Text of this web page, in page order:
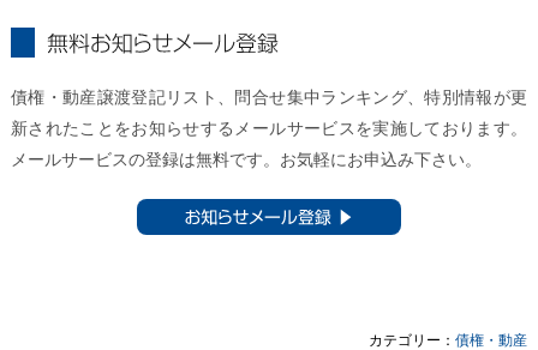
債権・動産譲渡登記リスト、問合せ集中ランキング、特別情報が更
新されたことをお知らせするメールサービスを実施しております。
メールサービスの登録は無料です。お気軽にお申込み下さい。
カテゴリー：債権・動産